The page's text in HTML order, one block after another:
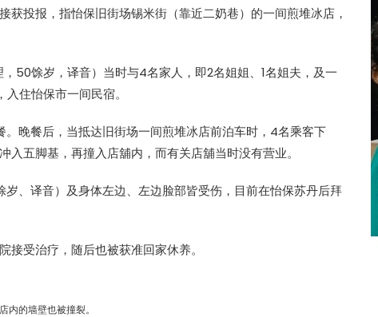
投报，指怡保旧街场锡米街（靠近二奶巷）的一间煎堆冰店，
50馀岁，译音）当时与4名家人，即2名姐姐、1名姐夫，及一
住怡保市一间民宿。
晚餐后，当抵达旧街场一间煎堆冰店前泊车时，4名乘客下
五脚基，再撞入店舖内，而有关店舖当时没有营业。
、译音）及身体左边、左边脸部皆受伤，目前在怡保苏丹后拜
受治疗，随后也被获准回家休养。
店内的墙壁也被撞裂。
迈亚密网球公开
瑜闯32强